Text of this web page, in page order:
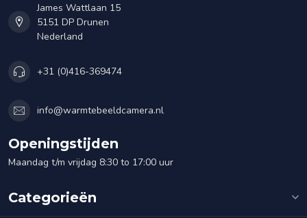
James Wattlaan 15
5151 DP Drunen
Nederland
+31 (0)416-369474
info@warmtebeeldcamera.nl
Openingstijden
Maandag t/m vrijdag 8:30 to 17:00 uur
Categorieën